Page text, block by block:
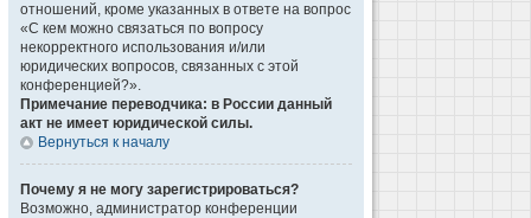
отношений, кроме указанных в ответе на вопрос
«С кем можно связаться по вопросу
некорректного использования и/или
юридических вопросов, связанных с этой
конференцией?».
Примечание переводчика: в России данный
акт не имеет юридической силы.
Вернуться к началу
Почему я не могу зарегистрироваться?
Возможно, администратор конференции